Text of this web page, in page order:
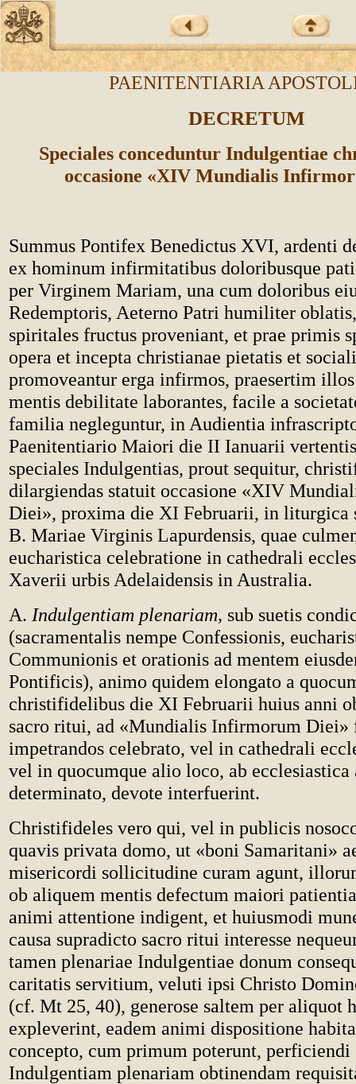
PAENITENTIARIA
DECRETUM
Speciales conceduntur Indulgentiae
occasione «XIV Mundialis
Summus Pontifex Benedictus XVI, ardenti
ex hominum infirmitatibus doloribusque
per Virginem Mariam, una cum doloribus
Redemptoris, Aeterno Patri humiliter
spiritales fructus proveniant, et prae primis
opera et incepta christianae pietatis et
promoveantur erga infirmos, praesertim
mentis debilitate laborantes, facile a
familia negleguntur, in Audientia
Paenitentiario Maiori die II Ianuarii vertentis
speciales Indulgentias, prout sequitur,
dilargiendas statuit occasione «XIV
Diei», proxima die XI Februarii, in liturgica
B. Mariae Virginis Lapurdensis, quae
eucharistica celebratione in cathedrali
Xaverii urbis Adelaidensis in Australia.
A. Indulgentiam plenariam, sub suetis
(sacramentalis nempe Confessionis,
Communionis et orationis ad mentem
Pontificis), animo quidem elongato a
christifidelibus die XI Februarii huius anni
sacro ritui, ad «Mundialis Infirmorum Diei»
impetrandos celebrato, vel in cathedrali
vel in quocumque alio loco, ab ecclesiastica
determinato, devote interfuerint.
Christifideles vero qui, vel in publicis
quavis privata domo, ut «boni Samaritani»
misericordi sollicitudine curam agunt,
ob aliquem mentis defectum maiori
animi attentione indigent, et huiusmodi
causa supradicto sacro ritui interesse
tamen plenariae Indulgentiae donum
caritatis servitium, veluti ipsi Christo
(cf. Mt 25, 40), generose saltem per aliquot
expleverint, eadem animi dispositione
concepto, cum primum poterunt, perficiendi
Indulgentiam plenariam obtinendam